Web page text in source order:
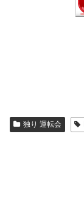
独り 運転会